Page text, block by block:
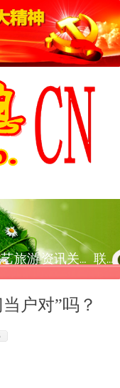
旅游资讯 关于我们 联系我们
户对”吗？